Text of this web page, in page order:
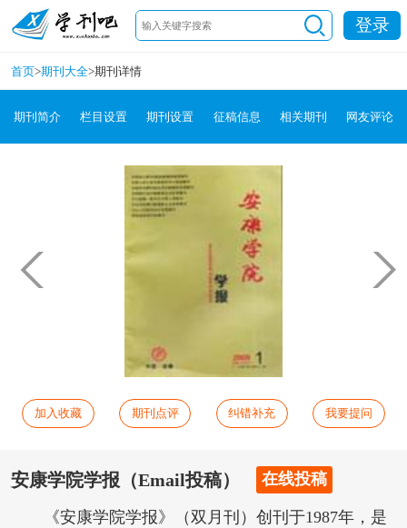
登录
首页>期刊大全>期刊详情
期刊简介 栏目设置 期刊设置 征稿信息 相关期刊 网友评论
加入收藏 期刊点评 纠错补充 我要提问
安康学院学报（Email投稿） 在线投稿
《安康学院学报》（双月刊）创刊于1987年，是